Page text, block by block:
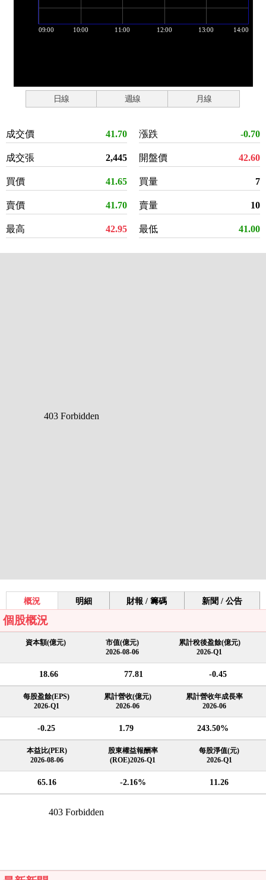
日線 週線 月線
成交價 41.70
成交張 2,445
買價 41.65
賣價 41.70
最高 42.95
漲跌 -0.70
開盤價 42.60
買量 7
賣量 10
最低 41.00
概況 明細 財報 / 籌碼 新聞 / 公告
個股概況
資本額(億元)
市值(億元)
2026-08-06
累計稅後盈餘(億元)
2026-Q1
18.66 77.81 -0.45
每股盈餘(EPS)
2026-Q1
累計營收(億元)
2026-06
累計營收年成長率
2026-06
-0.25 1.79 243.50%
本益比(PER)
2026-08-06
股東權益報酬率
(ROE)2026-Q1
每股淨值(元)
2026-Q1
65.16 -2.16% 11.26